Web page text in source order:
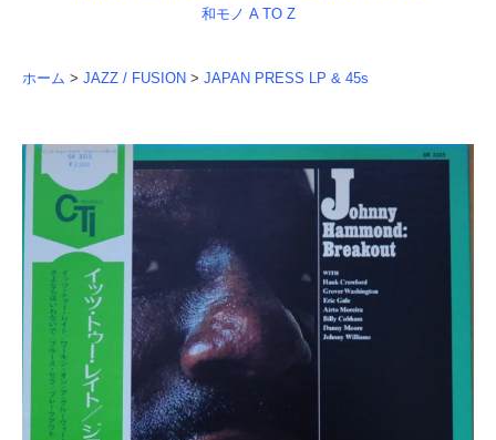
和モノ A TO Z
ホーム > JAZZ / FUSION > JAPAN PRESS LP & 45s